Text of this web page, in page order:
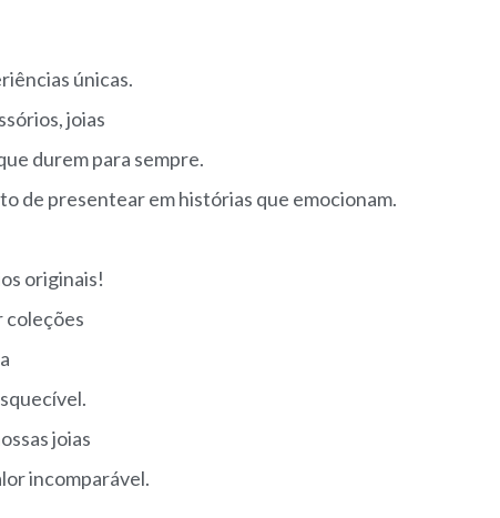
únicas.
joias
durem para sempre.
de presentear em histórias que emocionam.
originais!
coleções
joias
incomparável.